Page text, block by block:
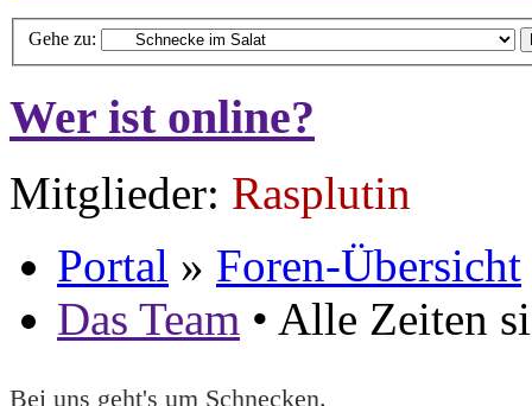
Gehe zu:
Wer ist online?
Mitglieder: Rasplutin
Portal » Foren-Übersicht
Das Team • Alle Zeiten
Bei uns geht's um Schnecken.